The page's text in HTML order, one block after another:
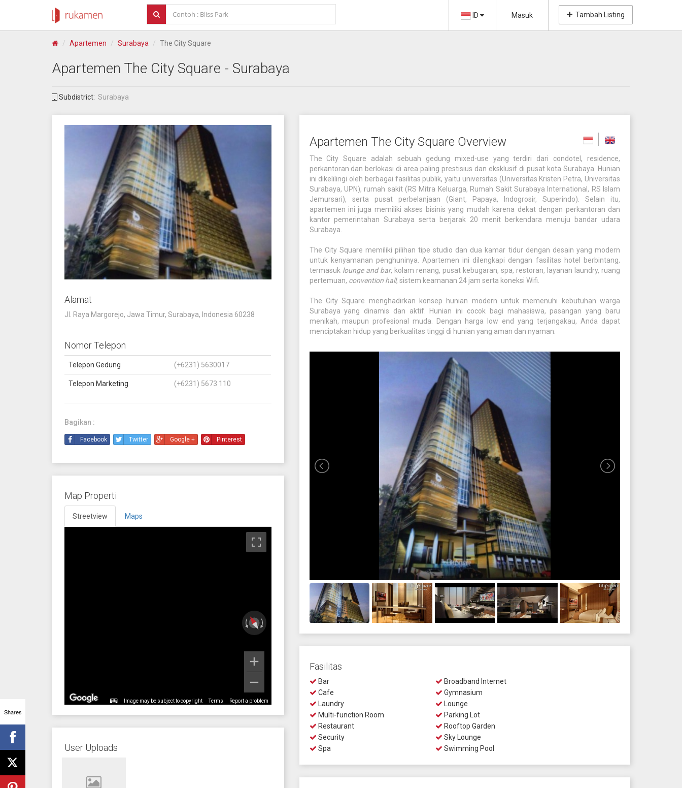
ID Masuk Tambah Listing
Apartemen Surabaya The City Square
Apartemen The City Square - Surabaya
Subdistrict: Surabaya
Apartemen The City Square Overview
The City Square adalah sebuah gedung mixed-use yang terdiri dari condotel, residence,
perkantoran dan berlokasi di area paling prestisius dan eksklusif di pusat kota Surabaya. Hunian
ini dikelilingi oleh berbagai fasilitas publik, yaitu universitas (Universitas Kristen Petra, Universitas
Surabaya, UPN), rumah sakit (RS Mitra Keluarga, Rumah Sakit Surabaya International, RS Islam
Jemursari), serta pusat perbelanjaan (Giant, Papaya, Indogrosir, Superindo). Selain itu,
apartemen ini juga memiliki akses bisinis yang mudah karena dekat dengan perkantoran dan
kantor pemerintahan Surabaya serta berjarak 20 menit berkendara menuju bandar udara
Surabaya.
The City Square memiliki pilihan tipe studio dan dua kamar tidur dengan desain yang modern
untuk kenyamanan penghuninya. Apartemen ini dilengkapi dengan fasilitas hotel berbintang,
termasuk lounge and bar, kolam renang, pusat kebugaran, spa, restoran, layanan laundry, ruang
pertemuan, convention hall, sistem keamanan 24 jam serta koneksi Wifi.
The City Square menghadirkan konsep hunian modern untuk memenuhi kebutuhan warga
Surabaya yang dinamis dan aktif. Hunian ini cocok bagi mahasiswa, pasangan yang baru
menikah, maupun profesional muda. Dengan harga low end yang terjangakau, Anda dapat
menciptakan hidup yang berkualitas tinggi di hunian yang aman dan nyaman.
Fasilitas
Bar
Broadband Internet
Cafe
Gymnasium
Laundry
Lounge
Multi-function Room
Parking Lot
Restaurant
Rooftop Garden
Security
Sky Lounge
Spa
Swimming Pool
Alamat
Jl. Raya Margorejo, Jawa Timur, Surabaya, Indonesia 60238
Nomor Telepon
Telepon Gedung (+6231) 5630017
Telepon Marketing (+6231) 5673 110
Bagikan :
Facebook Twitter Google + Pinterest
Map Properti
Streetview Maps
Image may be subject to copyright Terms Report a problem
User Uploads
Shares